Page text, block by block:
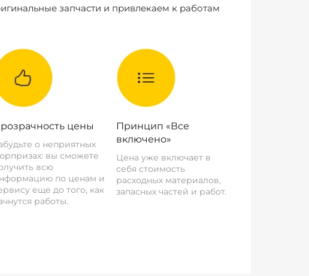
запчасти и привлекаем к работам
цены
о неприятных
вы сможете
всю
по ценам и
еще до того, как
работы.
Принцип «Все
включено»
Цена уже включает в
себя стоимость
расходных материалов,
запасных частей и работ.